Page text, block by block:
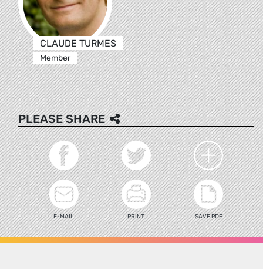
CLAUDE TURMES
Member
PLEASE SHARE
E-MAIL PRINT SAVE PDF